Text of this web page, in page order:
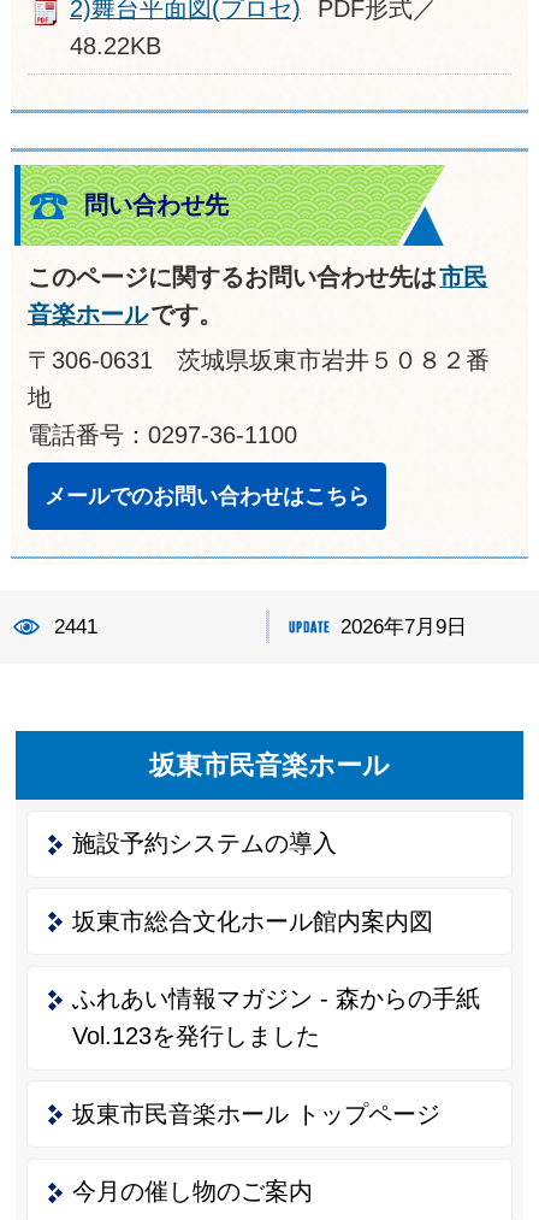
2)舞台平面図(プロセ)
PDF形式／
48.22KB
問い合わせ先
このページに関するお問い合わせ先は市民
音楽ホールです。
〒306-0631 茨城県坂東市岩井５０８２番
地
電話番号：0297-36-1100
メールでのお問い合わせはこちら
2441 2026年7月9日
坂東市民音楽ホール
施設予約システムの導入
坂東市総合文化ホール館内案内図
ふれあい情報マガジン - 森からの手紙
Vol.123を発行しました
坂東市民音楽ホール トップページ
今月の催し物のご案内